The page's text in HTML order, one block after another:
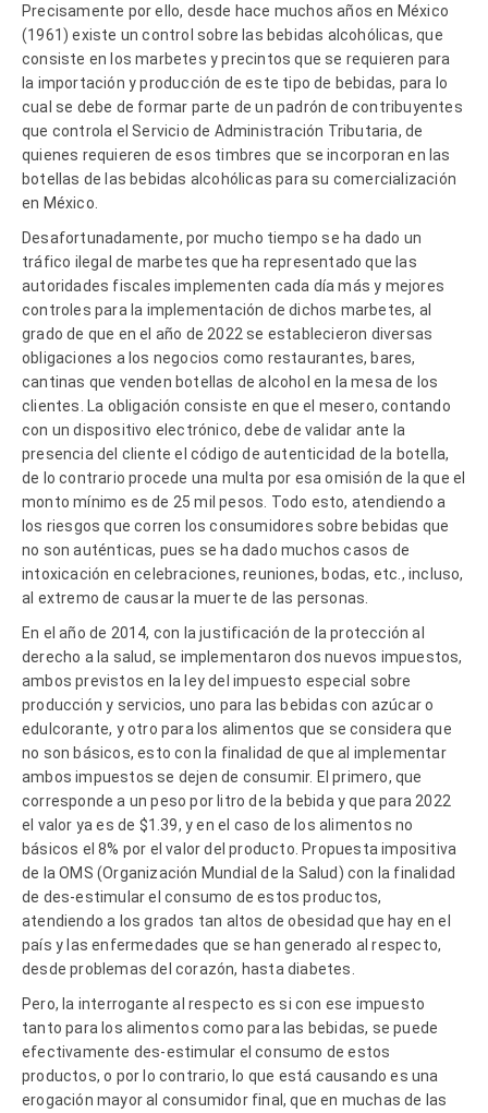
Precisamente por ello, desde hace muchos años en México
(1961) existe un control sobre las bebidas alcohólicas, que
consiste en los marbetes y precintos que se requieren para
la importación y producción de este tipo de bebidas, para lo
cual se debe de formar parte de un padrón de contribuyentes
que controla el Servicio de Administración Tributaria, de
quienes requieren de esos timbres que se incorporan en las
botellas de las bebidas alcohólicas para su comercialización
en México.
Desafortunadamente, por mucho tiempo se ha dado un
tráfico ilegal de marbetes que ha representado que las
autoridades fiscales implementen cada día más y mejores
controles para la implementación de dichos marbetes, al
grado de que en el año de 2022 se establecieron diversas
obligaciones a los negocios como restaurantes, bares,
cantinas que venden botellas de alcohol en la mesa de los
clientes. La obligación consiste en que el mesero, contando
con un dispositivo electrónico, debe de validar ante la
presencia del cliente el código de autenticidad de la botella,
de lo contrario procede una multa por esa omisión de la que el
monto mínimo es de 25 mil pesos. Todo esto, atendiendo a
los riesgos que corren los consumidores sobre bebidas que
no son auténticas, pues se ha dado muchos casos de
intoxicación en celebraciones, reuniones, bodas, etc., incluso,
al extremo de causar la muerte de las personas.
En el año de 2014, con la justificación de la protección al
derecho a la salud, se implementaron dos nuevos impuestos,
ambos previstos en la ley del impuesto especial sobre
producción y servicios, uno para las bebidas con azúcar o
edulcorante, y otro para los alimentos que se considera que
no son básicos, esto con la finalidad de que al implementar
ambos impuestos se dejen de consumir. El primero, que
corresponde a un peso por litro de la bebida y que para 2022
el valor ya es de $1.39, y en el caso de los alimentos no
básicos el 8% por el valor del producto. Propuesta impositiva
de la OMS (Organización Mundial de la Salud) con la finalidad
de des-estimular el consumo de estos productos,
atendiendo a los grados tan altos de obesidad que hay en el
país y las enfermedades que se han generado al respecto,
desde problemas del corazón, hasta diabetes.
Pero, la interrogante al respecto es si con ese impuesto
tanto para los alimentos como para las bebidas, se puede
efectivamente des-estimular el consumo de estos
productos, o por lo contrario, lo que está causando es una
erogación mayor al consumidor final, que en muchas de las